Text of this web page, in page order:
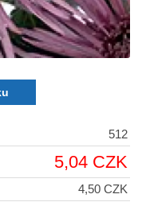
512
5,04 CZK
4,50 CZK